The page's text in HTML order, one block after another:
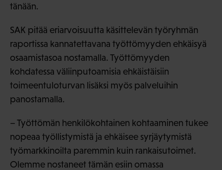
tänään.
SAK pitää eriarvoisuutta käsittelevän työryhmän
raportissa kannatettavana työttömyyden ehkäisyä
osaamistasoa nostamalla. Työttömyyden
kohdatessa väliinputoamisia ehkäistäisiin
toimeentuloturvan lisäksi myös palveluihin
panostamalla.
– Työttömän henkilökohtainen kohtaaminen tukee
nopeaa työllistymistä ja ehkäisee syrjäytymistä
työmarkkinoilta paremmin kuin rankaisutoimet.
Olemme nostaneet tämän esiin omassa